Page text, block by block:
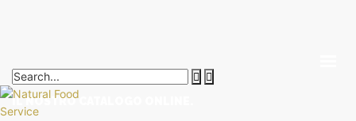
IL NOSTRO CATALOGO ONLINE.